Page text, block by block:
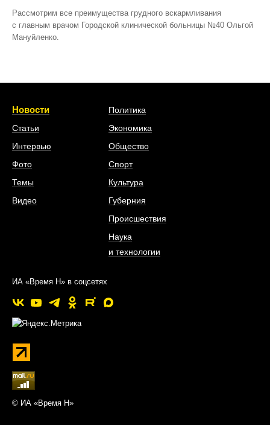
Рассмотрим все преимущества грудного вскармливания
с главным врачом Городской клинической больницы №40 Ольгой
Мануйленко.
Новости
Статьи
Интервью
Фото
Темы
Видео
Политика
Экономика
Общество
Спорт
Культура
Губерния
Происшествия
Наука
и технологии
ИА «Время Н» в соцсетях
© ИА «Время Н»